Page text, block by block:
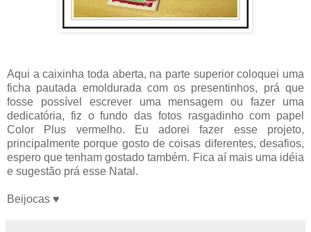
Aqui a caixinha toda aberta, na parte superior coloquei uma
ficha pautada emoldurada com os presentinhos, prá que
fosse possível escrever uma mensagem ou fazer uma
dedicatória, fiz o fundo das fotos rasgadinho com papel
Color Plus vermelho. Eu adorei fazer esse projeto,
principalmente porque gosto de coisas diferentes, desafios,
espero que tenham gostado também. Fica aí mais uma idéia
e sugestão prá esse Natal.
Beijocas ♥